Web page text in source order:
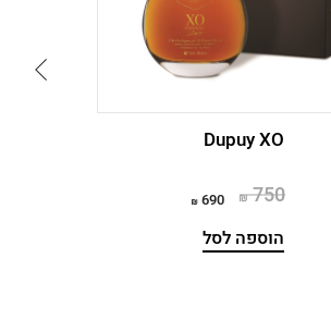
עבור
לתמונה
Dupuy XO
690 750
הוספה לסל